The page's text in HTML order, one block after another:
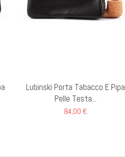
Lubinski Porta Tabacco E Pipa
Pelle Testa...
84,00 €